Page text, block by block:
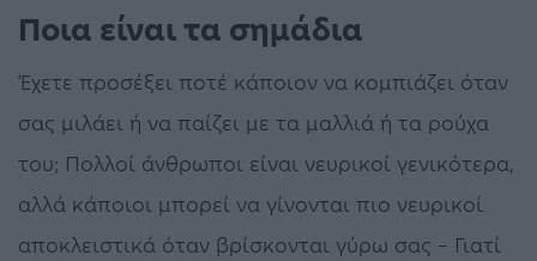
Ποια είναι τα σημάδια
Έχετε προσέξει ποτέ κάποιον να κομπιάζει όταν
σας μιλάει ή να παίζει με τα μαλλιά ή τα ρούχα
του; Πολλοί άνθρωποι είναι νευρικοί γενικότερα,
αλλά κάποιοι μπορεί να γίνονται πιο νευρικοί
αποκλειστικά όταν βρίσκονται γύρω σας – Γιατί